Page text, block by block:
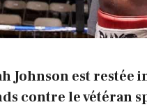
Johnson est restée
contre le vétéran